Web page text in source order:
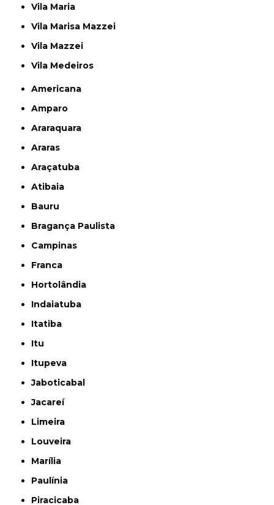
Vila Maria
Vila Marisa Mazzei
Vila Mazzei
Vila Medeiros
Americana
Amparo
Araraquara
Araras
Araçatuba
Atibaia
Bauru
Bragança Paulista
Campinas
Franca
Hortolândia
Indaiatuba
Itatiba
Itu
Itupeva
Jaboticabal
Jacareí
Limeira
Louveira
Marília
Paulínia
Piracicaba